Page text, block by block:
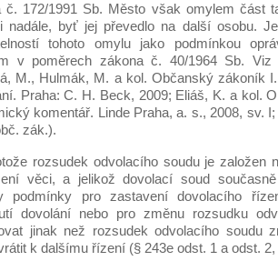
č. 172/1991 Sb. Město však omylem část
nadále, byť jej převedlo na další osobu.
tohoto omylu jako podmínkou
v poměrech zákona č. 40/1964 Sb.
M., Hulmák, M. a kol. Občanský zákoník
Praha: C. H. Beck, 2009; Eliáš, K. a kol.
komentář. Linde Praha, a. s., 2008, sv.
zák.).
rozsudek odvolacího soudu je založen
věci, a jelikož dovolací soud
podmínky pro zastavení dovolacího
dovolání nebo pro změnu rozsudku
jinak než rozsudek odvolacího soudu
k dalšímu řízení (§ 243e odst. 1 a odst.